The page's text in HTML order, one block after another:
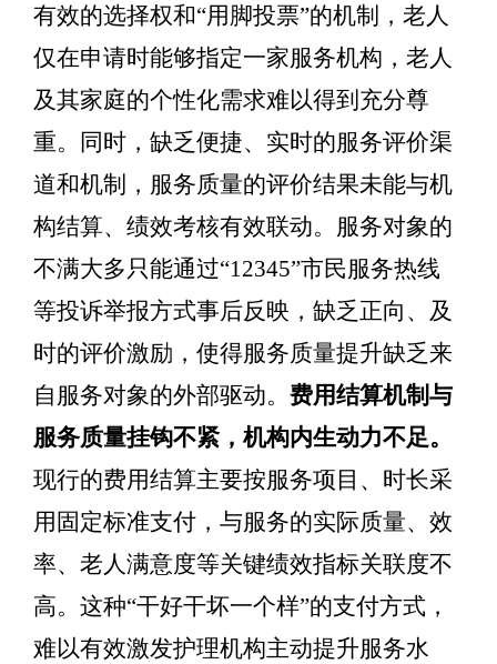
有效的选择权和“用脚投票”的机制，老人
仅在申请时能够指定一家服务机构，老人
及其家庭的个性化需求难以得到充分尊
重。同时，缺乏便捷、实时的服务评价渠
道和机制，服务质量的评价结果未能与机
构结算、绩效考核有效联动。服务对象的
不满大多只能通过“12345”市民服务热线
等投诉举报方式事后反映，缺乏正向、及
时的评价激励，使得服务质量提升缺乏来
自服务对象的外部驱动。费用结算机制与
服务质量挂钩不紧，机构内生动力不足。
现行的费用结算主要按服务项目、时长采
用固定标准支付，与服务的实际质量、效
率、老人满意度等关键绩效指标关联度不
高。这种“干好干坏一个样”的支付方式，
难以有效激发护理机构主动提升服务水